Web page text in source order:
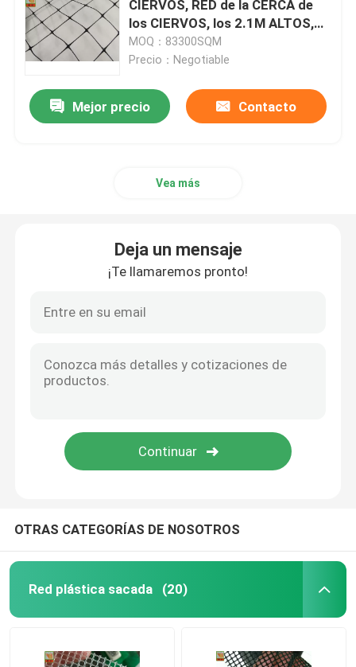
CIERVOS, RED de la CERCA de
los CIERVOS, los 2.1M ALTOS,
30GSM, COLOR NEGRO, REDES
del BOP
MOQ：83300SQM
Precio：Negotiable
Mejor precio Contacto
Vea más
Deja un mensaje
¡Te llamaremos pronto!
OTRAS CATEGORÍAS DE NOSOTROS
Red plástica sacada (20)